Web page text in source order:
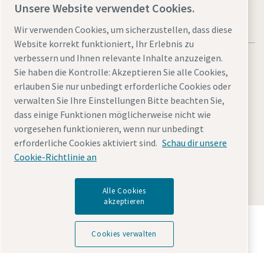
Allgemeine rechtliche Hinweise atlascopco.com
Cookies verwaltenBarrierefreiheitDatenschutzerklärung
ImpressumSitemap
© 2026 Atlas Copco Tools Central Europe GmbH & Atlas
Copco IAS GmbH & Atlas Copco EPS GmbH
Entdecken Sie, wie die Atlas Copco Group
Technologien ermöglicht, die die Zukunft verändern.
Besuchen Sie die Website der Atlas Copco Group
Unsere Website verwendet Cookies.
Wir verwenden Cookies, um sicherzustellen, dass diese
Website korrekt funktioniert, Ihr Erlebnis zu
verbessern und Ihnen relevante Inhalte anzuzeigen.
Sie haben die Kontrolle: Akzeptieren Sie alle Cookies,
erlauben Sie nur unbedingt erforderliche Cookies oder
verwalten Sie Ihre Einstellungen Bitte beachten Sie,
dass einige Funktionen möglicherweise nicht wie
vorgesehen funktionieren, wenn nur unbedingt
erforderliche Cookies aktiviert sind. Schau dir unsere
Cookie-Richtlinie an
Alle Cookies
akzeptieren
Cookies verwalten